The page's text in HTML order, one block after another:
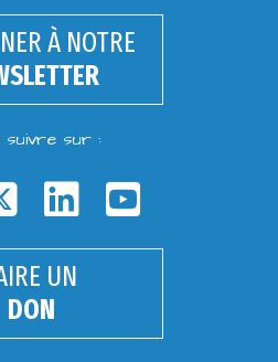
À NOTRE
suivre sur :
UN
DON